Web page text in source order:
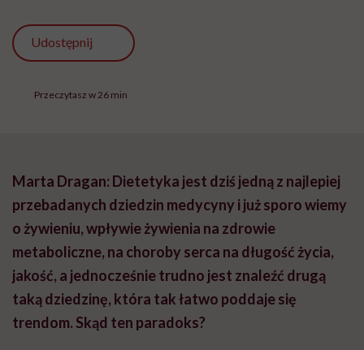
Udostępnij
Przeczytasz w 26 min
Marta Dragan: Dietetyka jest dziś jedną z najlepiej
przebadanych dziedzin medycyny i już sporo wiemy
o żywieniu, wpływie żywienia na zdrowie
metaboliczne, na choroby serca na długość życia,
jakość, a jednocześnie trudno jest znaleźć drugą
taką dziedzinę, która tak łatwo poddaje się
trendom. Skąd ten paradoks?